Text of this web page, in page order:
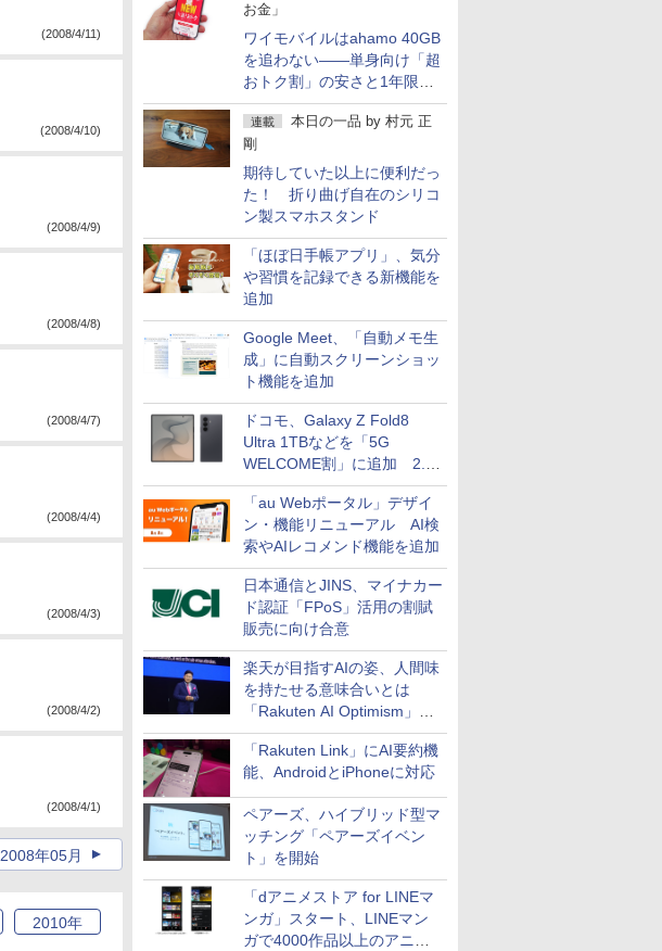
お金」
ワイモバイルはahamo 40GB
を追わない――単身向け「超
おトク割」の安さと1年限定
の注意点
連載 本日の一品 by 村元 正
剛
期待していた以上に便利だっ
た！ 折り曲げ自在のシリコ
ン製スマホスタンド
「ほぼ日手帳アプリ」、気分
や習慣を記録できる新機能を
追加
Google Meet、「自動メモ生
成」に自動スクリーンショッ
ト機能を追加
ドコモ、Galaxy Z Fold8
Ultra 1TBなどを「5G
WELCOME割」に追加 2.2
万円引き
「au Webポータル」デザイ
ン・機能リニューアル AI検
索やAIレコメンド機能を追加
日本通信とJINS、マイナカー
ド認証「FPoS」活用の割賦
販売に向け合意
楽天が目指すAIの姿、人間味
を持たせる意味合いとは
「Rakuten AI Optimism」三
木谷氏の基調講演
「Rakuten Link」にAI要約機
能、AndroidとiPhoneに対応
ペアーズ、ハイブリッド型マ
ッチング「ペアーズイベン
ト」を開始
「dアニメストア for LINEマ
ンガ」スタート、LINEマン
ガで4000作品以上のアニメ
(2008/4/11)
(2008/4/10)
(2008/4/9)
(2008/4/8)
(2008/4/7)
(2008/4/4)
(2008/4/3)
(2008/4/2)
(2008/4/1)
2008年05月
2010年